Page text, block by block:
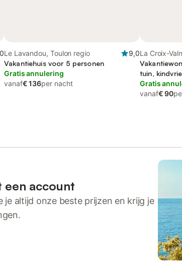
Le Lavandou, Toulon regio
9,0
Vakantiehuis voor 5 personen
Gratis annulering
vanaf€ 136per nacht
La Croix-
omgeving
tuin,
Gratis
vanaf€ 90
een account
je altijd onze beste prijzen en krijg je